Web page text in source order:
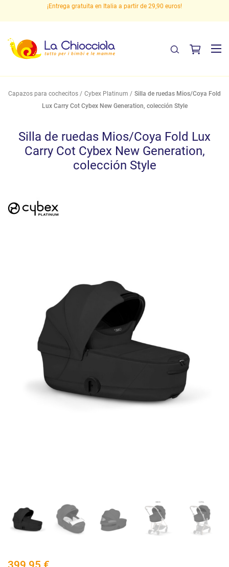
¡Entrega gratuita en Italia a partir de 29,90 euros!
Capazos para cochecitos Cybex Platinum
Silla de ruedas Mios/Coya Fold
Lux Carry Cot Cybex New Generation, colección Style
Silla de ruedas Mios/Coya Fold Lux
Carry Cot Cybex New Generation,
colección Style